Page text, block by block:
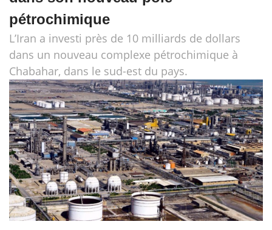
pétrochimique
L’Iran a investi près de 10 milliards de dollars
dans un nouveau complexe pétrochimique à
Chabahar, dans le sud-est du pays.